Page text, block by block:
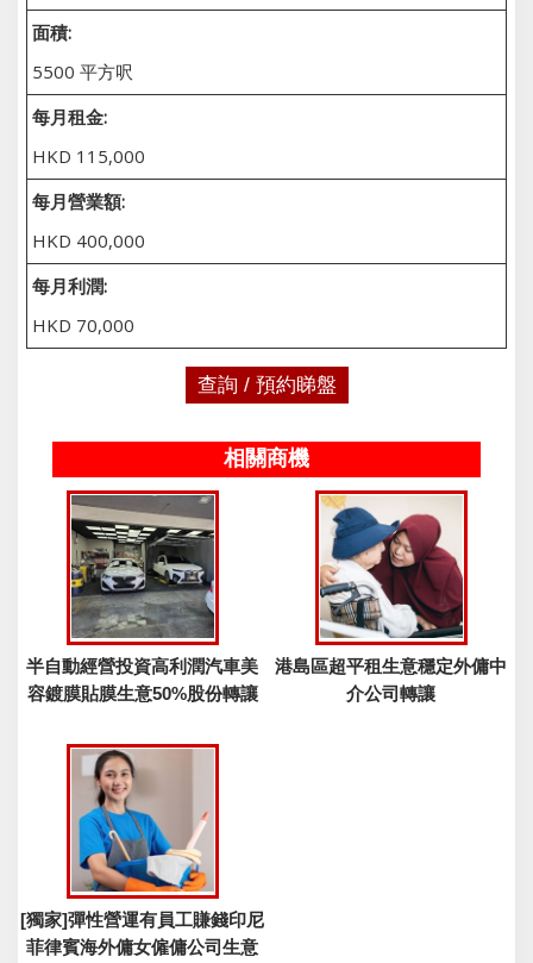
面積:
5500 平方呎
每月租金:
HKD 115,000
每月營業額:
HKD 400,000
每月利潤:
HKD 70,000
查詢 / 預約睇盤
相關商機
半自動經營投資高利潤汽車美
容鍍膜貼膜生意50%股份轉讓
港島區超平租生意穩定外傭中
介公司轉讓
[獨家]彈性營運有員工賺錢印尼
菲律賓海外傭女僱傭公司生意